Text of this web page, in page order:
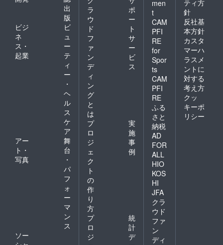
出
版
ビジ
ネ
ス・
起業
ビ
ュ
ー
テ
ィ
ー
・
ヘ
ル
ス
ケ
ア
アー
ト・
写真
舞
台
・
パ
フ
ォ
ー
マ
ン
ス
ソー
ラ
ウ
ド
フ
ァ
ン
デ
ィ
ン
グ
と
は
ポ
ー
ト
サ
ー
ビ
ス
プ
ロ
ジ
ェ
ク
ト
の
作
り
方
実
施
事
例
プ
ロ
ジ
統
計
デ
men
t
CAM
PFI
RE
for
Spor
ts
CAM
PFI
RE
ふる
さと
納税
AD
FOR
ALL
HIO
KOS
HI
JFA
クラ
ウド
ファ
ン
ディ
ティ方
針
反社基
本方針
カスタ
マーハ
ラスメ
ントに
対する
考え方
クッ
キーポ
リシー